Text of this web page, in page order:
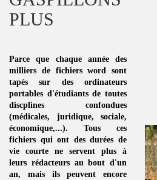
PLUS
Parce que chaque année des
milliers de fichiers word sont
tapés sur des ordinateurs
portables d'étudiants de toutes
discplines confondues
(médicales, juridique, sociale,
économique,...). Tous ces
fichiers qui ont des durées de
vie courte ne servent plus à
leurs rédacteurs au bout d'un
an, mais ils peuvent encore